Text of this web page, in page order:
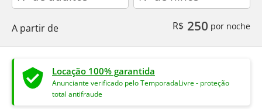
A partir de R$ 250 por noche
Locação 100% garantida
Anunciante verificado pelo TemporadaLivre - proteção
total antifraude